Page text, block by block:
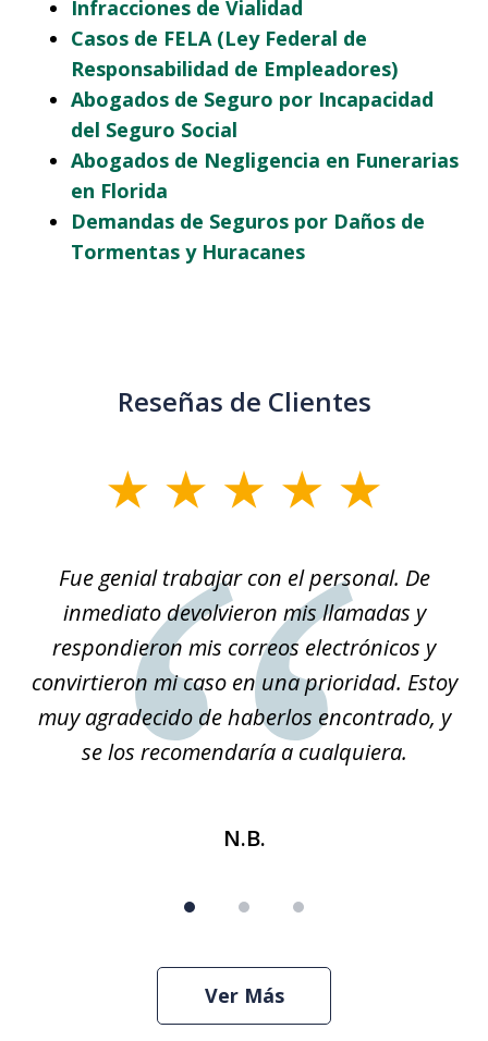
Infracciones de Vialidad
Casos de FELA (Ley Federal de
Responsabilidad de Empleadores)
Abogados de Seguro por Incapacidad
del Seguro Social
Abogados de Negligencia en Funerarias
en Florida
Demandas de Seguros por Daños de
Tormentas y Huracanes
Reseñas de Clientes
Fue genial trabajar con el personal. De
inmediato devolvieron mis llamadas y
respondieron mis correos electrónicos y
convirtieron mi caso en una prioridad. Estoy
muy agradecido de haberlos encontrado, y
se los recomendaría a cualquiera.
N.B.
Ver Más